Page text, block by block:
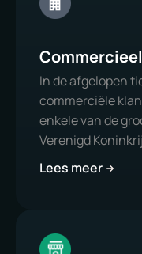
Commercieel
In de afgelopen
commerciële
enkele van de
Verenigd
Lees meer